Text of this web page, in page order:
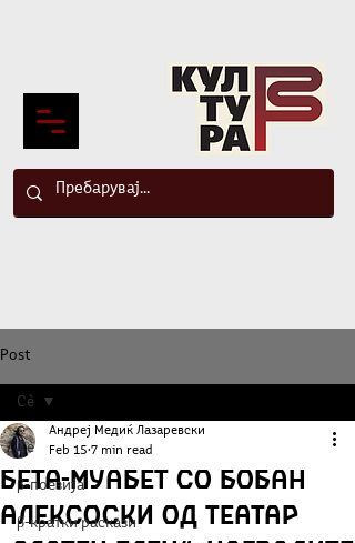
Post
Сè
β-поезија
β-кратки раскази
Сè
БЕТА-МУАБЕТ со Бобан
Алексоски од театар
Андреј Медиќ Лазаревски
Feb 15 7 min read